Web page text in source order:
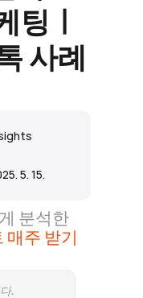
팅ㅣ
사례
5. 15.
분석한
매주 받기